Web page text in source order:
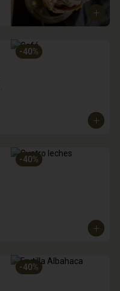
-40%
-40%
-40%